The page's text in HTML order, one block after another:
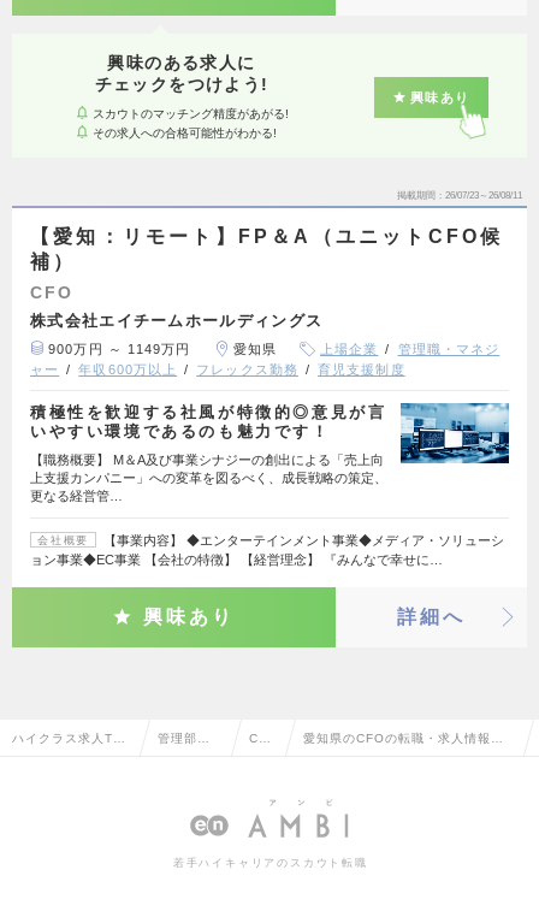
興味のある求人に
チェックをつけよう!
スカウトのマッチング精度があがる!
その求人への合格可能性がわかる!
興味あり
掲載期間 26/07/23～26/08/11
【愛知：リモート】FP＆A（ユニットCFO候
補）
CFO
株式会社エイチームホールディングス
900万円 ～ 1149万円 愛知県 上場企業
管理職・マネジ
ャー
年収600万以上 フレックス勤務 育児支援制度
積極性を歓迎する社風が特徴的◎意見が言
いやすい環境であるのも魅力です！
【職務概要】 M＆A及び事業シナジーの創出による「売上向
上支援カンパニー」への変革を図るべく、成長戦略の策定、
更なる経営管…
会社概要
【事業内容】 ◆エンターテインメント事業◆メディア・ソリューシ
ョン事業◆EC事業 【会社の特徴】 【経営理念】 『みんなで幸せに…
興味あり 詳細へ
ハイクラス求人TO 管理部門 CF 愛知県のCFOの転職・求人情報一
若手ハイキャリアのスカウト転職